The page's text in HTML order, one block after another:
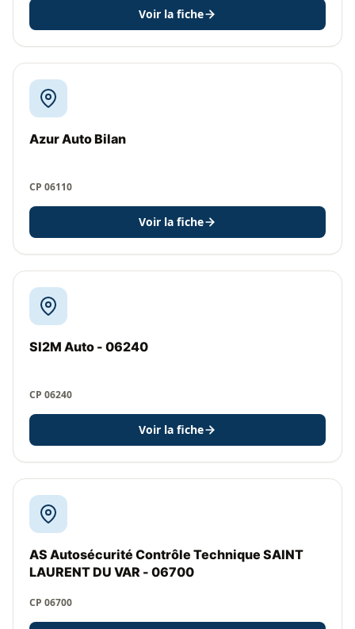
Voir la fiche
Azur Auto Bilan
CP 06110
Voir la fiche
SI2M Auto - 06240
CP 06240
Voir la fiche
AS Autosécurité Contrôle Technique SAINT
LAURENT DU VAR - 06700
CP 06700